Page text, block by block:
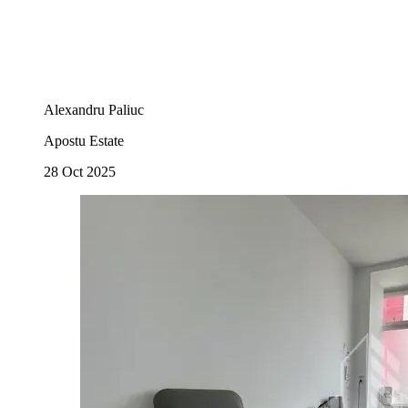
Alexandru Paliuc
Apostu Estate
28 Oct 2025